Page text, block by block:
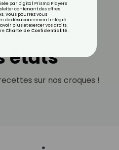
dans
états
sur nos croques !
par Digital Prisma Players
contenant des offres
Vous pourrez vous
de désabonnement intégré
plus et exercer vos droits,
Charte de Confidentialité.